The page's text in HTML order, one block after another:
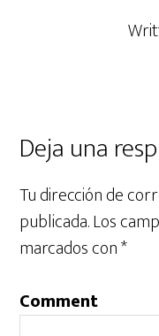
Deja una
Tu dirección de
publicada.Los
marcados con*
Comment